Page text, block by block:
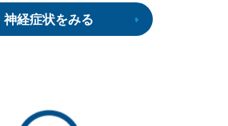
神経症状をみる